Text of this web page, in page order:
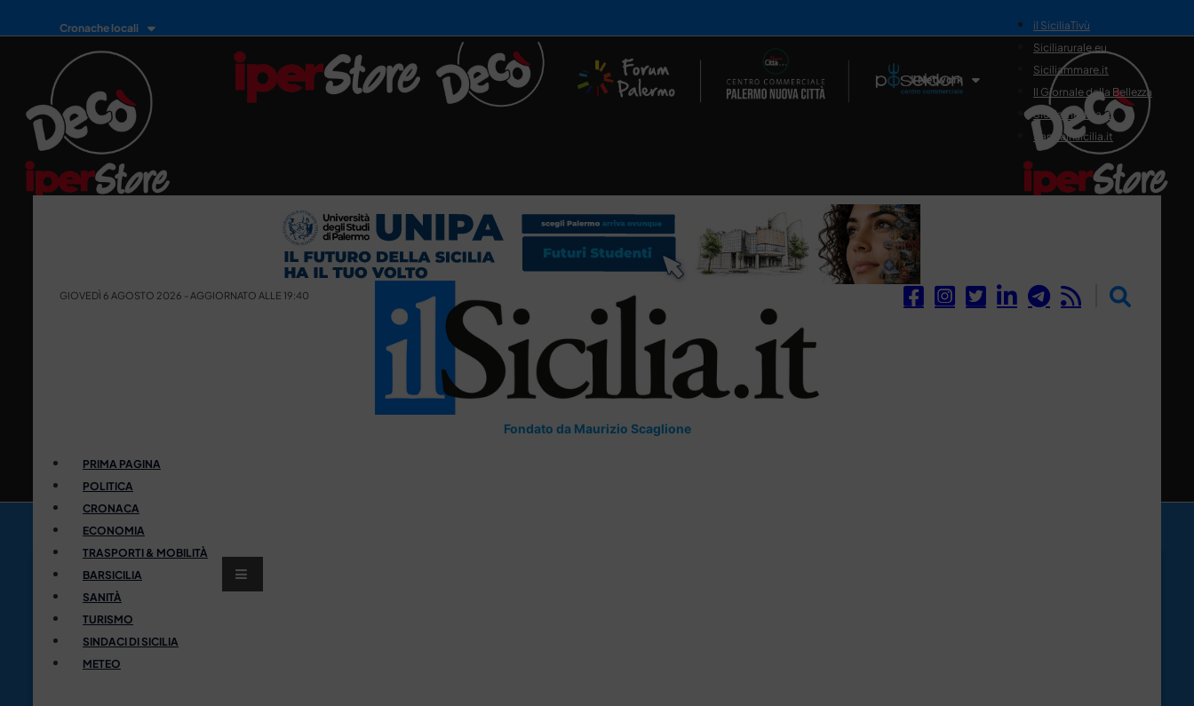
Cronache locali
Il Network
il SiciliaTivù
Siciliarurale.eu
Siciliammare.it
Il Giornale della Bellezza
Siciliamedica.it
Sanitainsicilia.it
GIOVEDÌ 6 AGOSTO 2026 - AGGIORNATO ALLE 19:40
Fondato da Maurizio Scaglione
PRIMA PAGINA
POLITICA
CRONACA
ECONOMIA
TRASPORTI & MOBILITÀ
BARSICILIA
SANITÀ
TURISMO
SINDACI DI SICILIA
METEO